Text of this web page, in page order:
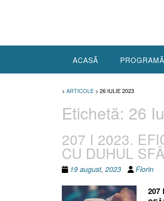
ACASĂ
> ARTICOLE > 26 IULIE 2023
Etichetă: 26
207 I 2023.
CU DUHUL
19 august, 2023 Florin
207